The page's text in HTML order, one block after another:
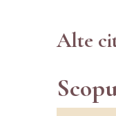
Alte